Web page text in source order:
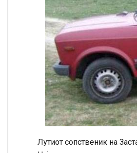
Лутиот сопственик на